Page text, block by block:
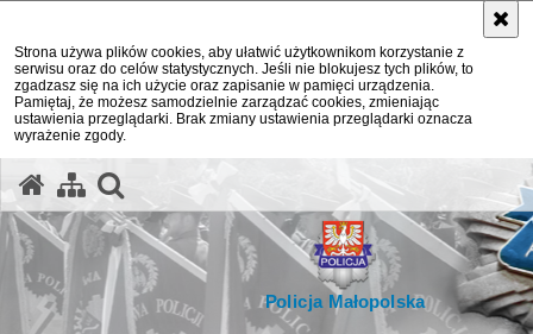
Strona używa plików cookies, aby ułatwić użytkownikom korzystanie z
serwisu oraz do celów statystycznych. Jeśli nie blokujesz tych plików, to
zgadzasz się na ich użycie oraz zapisanie w pamięci urządzenia.
Pamiętaj, że możesz samodzielnie zarządzać cookies, zmieniając
ustawienia przeglądarki. Brak zmiany ustawienia przeglądarki oznacza
wyrażenie zgody.
Policja Małopolska